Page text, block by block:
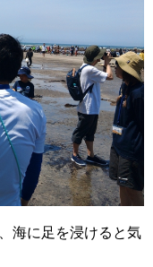
海に足を浸けると気